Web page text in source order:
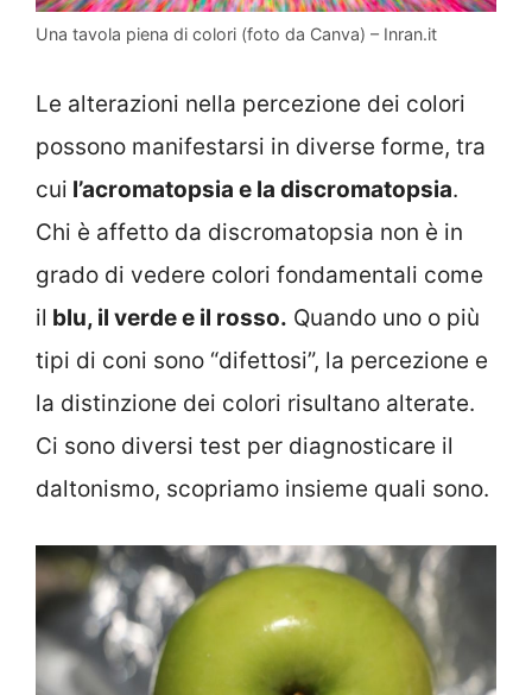
Una tavola piena di colori (foto da Canva) – Inran.it
Le alterazioni nella percezione dei colori
possono manifestarsi in diverse forme, tra
cui l’acromatopsia e la discromatopsia.
Chi è affetto da discromatopsia non è in
grado di vedere colori fondamentali come
il blu, il verde e il rosso. Quando uno o più
tipi di coni sono “difettosi”, la percezione e
la distinzione dei colori risultano alterate.
Ci sono diversi test per diagnosticare il
daltonismo, scopriamo insieme quali sono.